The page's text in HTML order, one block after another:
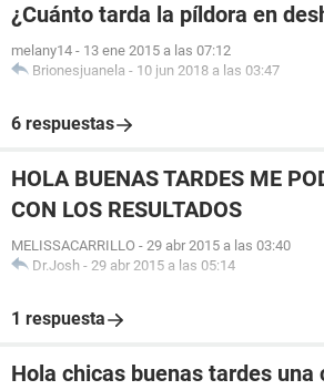
¿Cuánto tarda la píldora en
melany14 - 13 ene 2015 a las 07:12
Brionesjuanela - 10 jun 2018 a las 03:47
6 respuestas
HOLA BUENAS TARDES ME
CON LOS RESULTADOS
MELISSACARRILLO - 29 abr 2015 a las 03:40
Dr.Josh - 29 abr 2015 a las 05:14
1 respuesta
Hola chicas buenas tardes una